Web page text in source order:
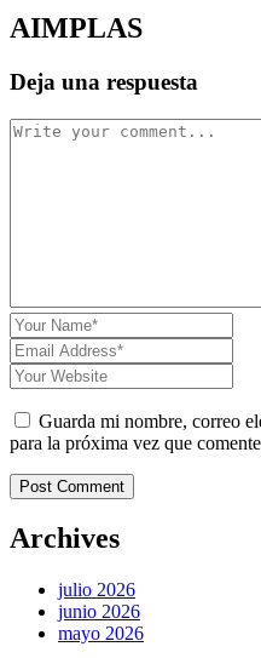
AIMPLAS
Deja una respuesta
Guarda mi nombre, correo
para la próxima vez que
Post Comment
Archives
julio 2026
junio 2026
mayo 2026